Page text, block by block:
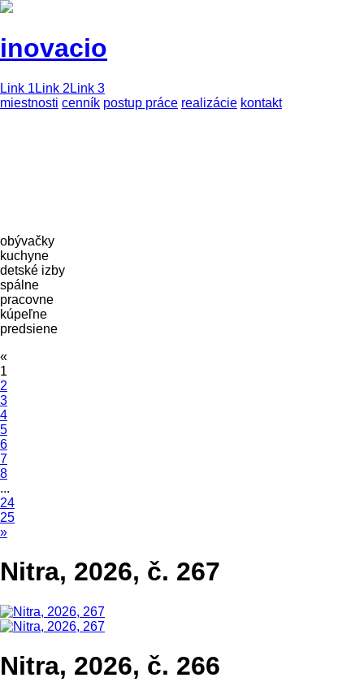
inovacio
Link 1 Link 2 Link 3
miestnosti cenník postup práce realizácie kontakt
obývačky
kuchyne
detské izby
spálne
pracovne
kúpeľne
predsiene
«
1
2
3
4
5
6
7
8
...
24
25
»
Nitra, 2026, č. 267
Nitra, 2026, č. 266